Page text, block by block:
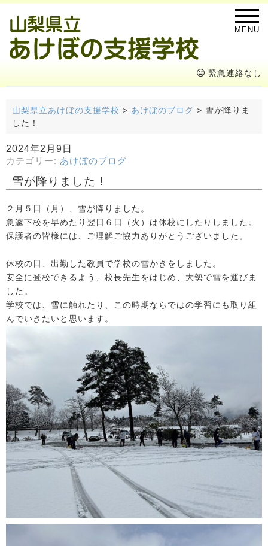
MENU
緊急連絡なし
山梨県立あけぼの支援学校 > あけぼのブログ > 雪が降りま
した！
2024年2月9日
カテゴリー: あけぼのブログ
雪が降りました！
２月５日（月）、雪が降りました。
急遽下校を早めたり翌日６日（火）は休校にしたりしました。
保護者の皆様には、ご理解ご協力ありがとうございました。
休校の日、出勤した教員で学校の雪かきをしました。
安全に登校できるよう、校長先生をはじめ、大勢で雪を運びま
した。
学校では、雪に触れたり、この時期ならではの学習にも取り組
んでいきたいと思います。